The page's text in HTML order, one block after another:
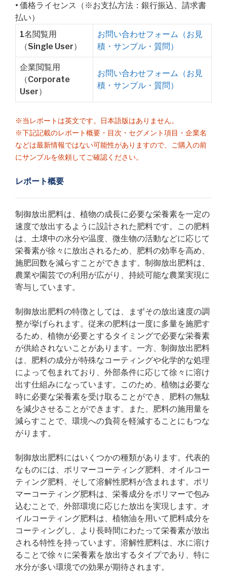
• 価格ライセンス（※お支払方法：銀行振込、請求書
払い）
1名閲覧用
（Single User）
お問い合わせフォーム（お見
積・サンプル・質問）
企業閲覧用
（Corporate
User）
お問い合わせフォーム（お見
積・サンプル・質問）
※当レポートは英文です。日本語版はありません。
※下記記載のレポート概要・目次・セグメント項目・企業名
などは最新情報ではない可能性がありますので、ご購入の前
にサンプルを依頼してご確認ください。
レポート概要
制御放出肥料は、植物の成長に必要な栄養素を一定の
速度で放出するように設計された肥料です。この肥料
は、土壌中の水分や温度、微生物の活動などに応じて
栄養素が徐々に放出されるため、肥料の効率を高め、
施肥回数を減らすことができます。制御放出肥料は、
農業や園芸での利用が広がり、持続可能な農業実現に
寄与しています。
制御放出肥料の特徴としては、まずその放出速度の調
整が挙げられます。従来の肥料は一度に多量を施肥す
るため、植物が必要とするタイミングで必要な栄養素
が供給されないことがあります。一方、制御放出肥料
は、肥料の成分が特殊なコーティングや化学的な処理
によって包まれており、外部条件に応じて徐々に溶け
出す仕組みになっています。このため、植物は必要な
時に必要な栄養素を受け取ることができ、肥料の無駄
を減少させることができます。また、肥料の施用量を
減らすことで、環境への負荷を軽減することにもつな
がります。
制御放出肥料にはいくつかの種類があります。代表的
なものには、ポリマーコーティング肥料、オイルコー
ティング肥料、そして溶解性肥料が含まれます。ポリ
マーコーティング肥料は、栄養成分をポリマーで包み
込むことで、外部環境に応じた放出を実現します。オ
イルコーティング肥料は、植物油を用いて肥料成分を
コーティングし、より長時間にわたって栄養素が放出
される特性を持っています。溶解性肥料は、水に溶け
ることで徐々に栄養素を放出するタイプであり、特に
水分が多い環境での効果が期待されます。